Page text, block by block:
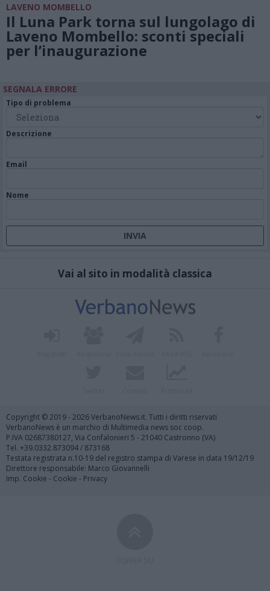
LAVENO MOMBELLO
Il Luna Park torna sul lungolago di
Laveno Mombello: sconti speciali
per l’inaugurazione
SEGNALA ERRORE
Tipo di problema
Descrizione
Email
Nome
Vai al sito in modalità classica
Copyright © 2019 - 2026 VerbanoNews.it. Tutti i diritti riservati
VerbanoNews è un marchio di Multimedia news soc coop.
P.IVA 02687380127, Via Confalonieri 5 - 21040 Castronno (VA)
Tel. +39.0332.873094 / 873168
Testata registrata n.10-19 del registro stampa di Varese in data 19/12/19
Direttore responsabile: Marco Giovannelli
Imp. Cookie - Cookie - Privacy